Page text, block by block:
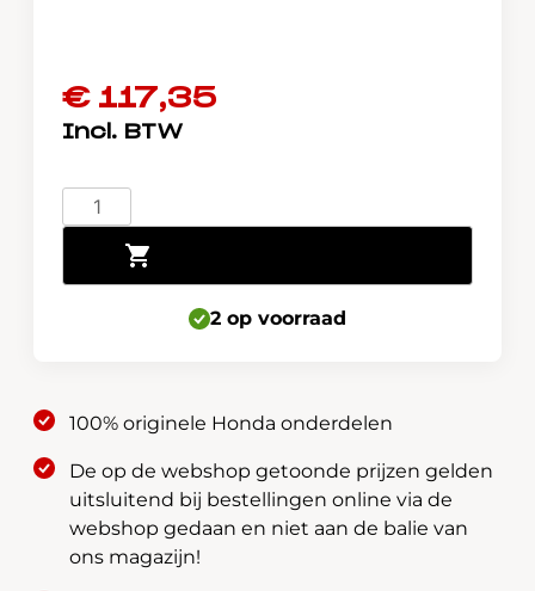
€117,35
Honda
Wielsloten
V
aantal
Toevoegen aan winkelwagen
2 op voorraad
100% originele Honda onderdelen
De op de webshop getoonde prijzen gelden
uitsluitend bij bestellingen online via de
webshop gedaan en niet aan de balie van
ons magazijn!